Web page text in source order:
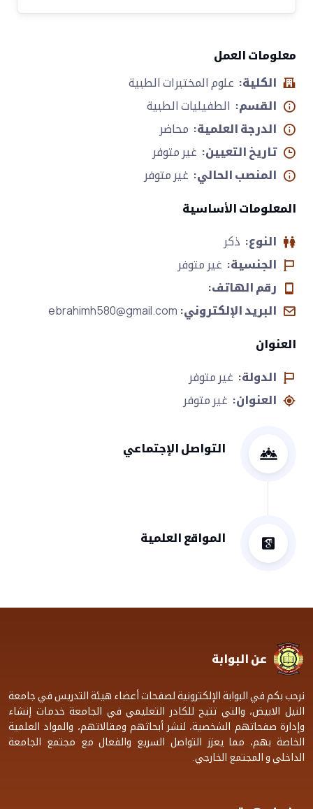
معلومات العمل
الكلية: علوم المختبرات الطبية
القسم: الطفيليات الطبية
الدرجة العلمية: محاضر
تاريخ التعيين: غير متوفر
المنصب الحالي: غير متوفر
المعلومات الأساسية
النوع: ذكر
الجنسية: غير متوفر
رقم الهاتف:
البريد الإلكتروني: ebrahimh580@gmail.com
العنوان
الدولة: غير متوفر
العنوان: غير متوفر
التواصل الإجتماعي
المواقع العلمية
عن البوابة
نرحب بكم في البوابة الإلكترونية لصفحات أعضاء هيئة التدريس في جامعة
النيل الابيض، والتي تتيح للكادر التعليمي في الجامعة خدمات إنشاء
وإدارة صفحاتهم الشخصية، لنشر أبحاثهم ومقالاتهم، والمواد العلمية
الخاصة بهم، مما يعزز التواصل السريع والفعال مع مجتمع الجامعة
الداخلي و المجتمع الخارجي.